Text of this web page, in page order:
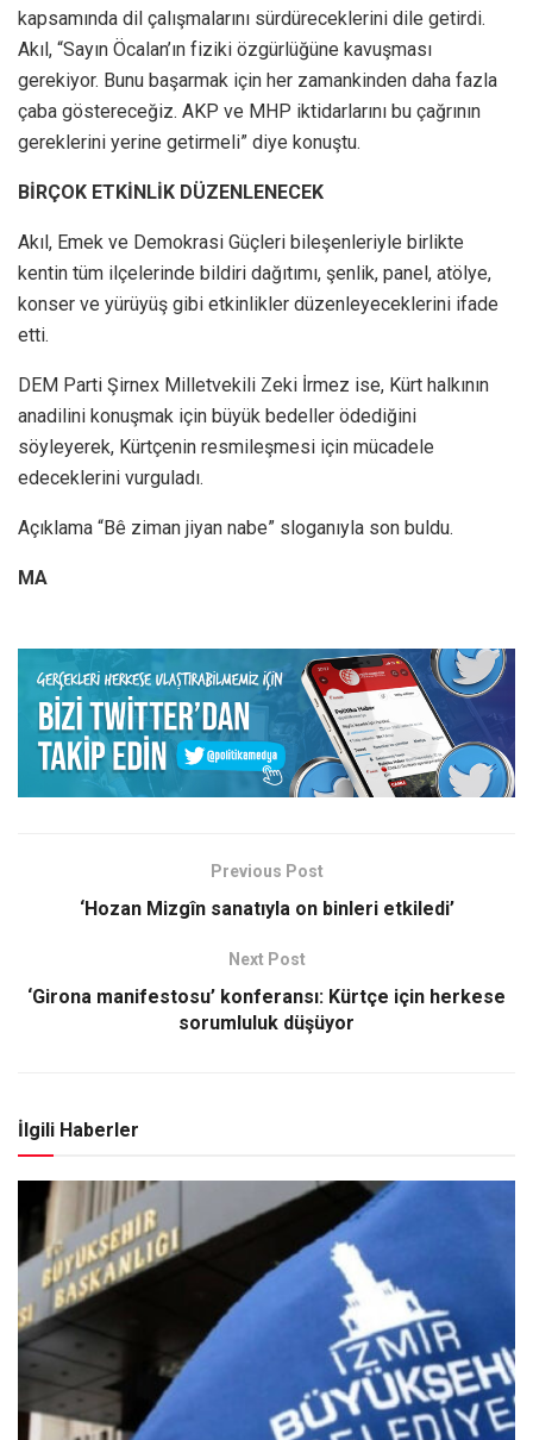
kapsamında dil çalışmalarını sürdüreceklerini dile getirdi.
Akıl, “Sayın Öcalan’ın fiziki özgürlüğüne kavuşması
gerekiyor. Bunu başarmak için her zamankinden daha fazla
çaba göstereceğiz. AKP ve MHP iktidarlarını bu çağrının
gereklerini yerine getirmeli” diye konuştu.
BİRÇOK ETKİNLİK DÜZENLENECEK
Akıl, Emek ve Demokrasi Güçleri bileşenleriyle birlikte
kentin tüm ilçelerinde bildiri dağıtımı, şenlik, panel, atölye,
konser ve yürüyüş gibi etkinlikler düzenleyeceklerini ifade
etti.
DEM Parti Şirnex Milletvekili Zeki İrmez ise, Kürt halkının
anadilini konuşmak için büyük bedeller ödediğini
söyleyerek, Kürtçenin resmileşmesi için mücadele
edeceklerini vurguladı.
Açıklama “Bê ziman jiyan nabe” sloganıyla son buldu.
MA
Previous Post
‘Hozan Mizgîn sanatıyla on binleri etkiledi’
Next Post
‘Girona manifestosu’ konferansı: Kürtçe için herkese
sorumluluk düşüyor
İlgili Haberler